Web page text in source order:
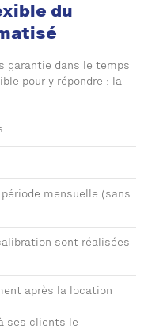
du
garantie dans le temps
pour y répondre : la
mensuelle (sans
sont réalisées
après la location
ses clients le